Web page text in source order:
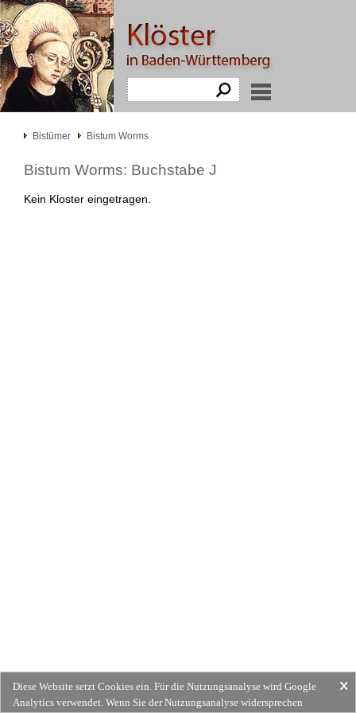
Bistümer Bistum Worms
Bistum Worms: Buchstabe J
Kein Kloster eingetragen.
Diese Website setzt Cookies ein. Für die Nutzungsanalyse wird Google
Analytics verwendet. Wenn Sie der Nutzungsanalyse widersprechen